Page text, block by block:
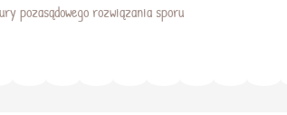
pozasądowego rozwiązania sporu